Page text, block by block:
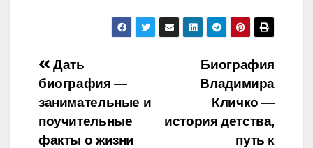
Навигация
по
записям
Биография
Владимира
Кличко —
история детства,
путь к
Дать
биография —
занимательные и
поучительные
факты о жизни